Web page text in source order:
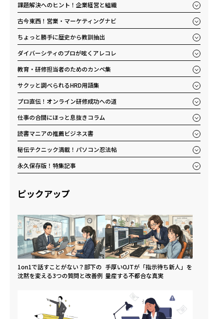
課題解決へのヒント！企業経営と組織
古今東西！営業・マーケティングナビ
ちょっと勝手に歴史から教訓抽出
ダイバーシティのプロが呟くアレコレ
教育・研修担当者のためのカンペ集
サクッと調べられるHRD用語集
プロ直伝！オンライン研修成功への道
仕事の合間にほっと息抜きコラム
読書マニアの推薦ビジネス書
秘伝テクニック満載！パソコン忍法帖
永久保存版！特集記事
ピックアップ
1on1で話すことがない？部下の
沈黙を変える3つの質問と改善例
手厚いOJTが「指示待ち新人」を
量産する不都合な真実